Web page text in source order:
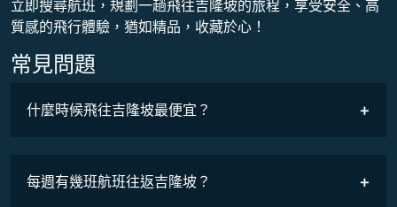
立即搜尋航班，規劃一趟飛往吉隆坡的旅程，享受安全、高
質感的飛行體驗，猶如精品，收藏於心！
常見問題
什麼時候飛往吉隆坡最便宜？
COSMILE會員
每週有幾班航班往返吉隆坡？